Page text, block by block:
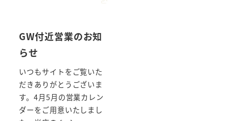
GW付近営業のお知
らせ
いつもサイトをご覧いた
だきありがとうございま
す。4月5月の営業カレン
ダーをご用意いたしまし